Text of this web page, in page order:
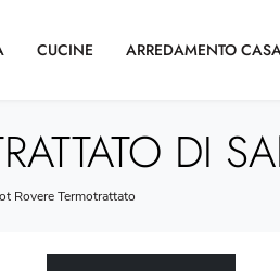
CUCINE ARREDAMENTO
DI
Rovere Termotrattato